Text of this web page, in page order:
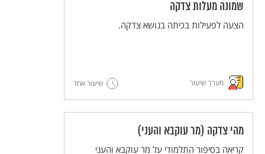
שמונה מעלות צדקה
הצעה לפעילות בכיתה בנושא צדקה.
מערך שיעור שיעור אחד
מהי צדקה (מר עוקבא והעני)
קריאה בסיפור התלמודי על מר עוקבא והעני